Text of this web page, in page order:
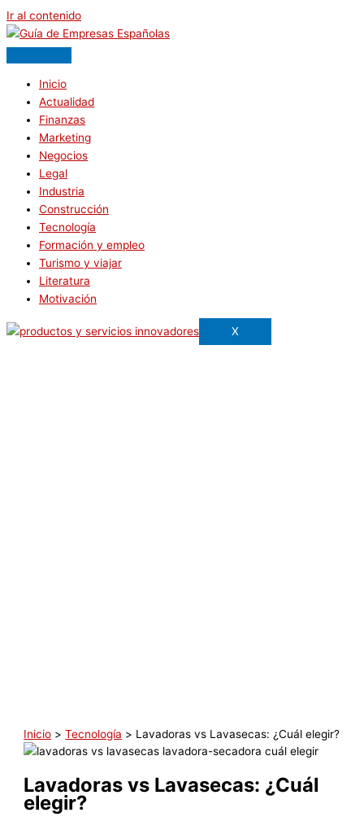
Ir al contenido
Inicio
Actualidad
Finanzas
Marketing
Negocios
Legal
Industria
Construcción
Tecnología
Formación y empleo
Turismo y viajar
Literatura
Motivación
X
Inicio Tecnología Lavadoras vs Lavasecas: ¿Cuál elegir?
Lavadoras vs Lavasecas: ¿Cuál
elegir?